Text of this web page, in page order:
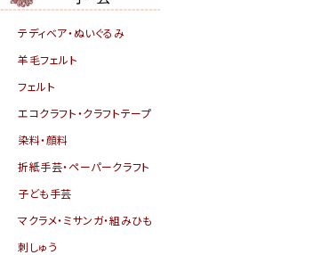
テディベア・ぬいぐるみ
羊毛フェルト
フェルト
エコクラフト・クラフトテープ
染料・顔料
折紙手芸・ペーパークラフト
子ども手芸
マクラメ・ミサンガ・組みひも
刺しゅう